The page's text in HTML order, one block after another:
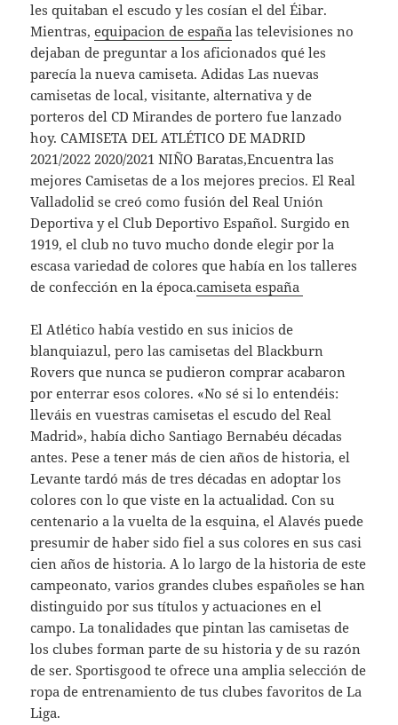
les quitaban el escudo y les cosían el del Éibar.
Mientras,equipacion de españa las televisiones no
dejaban de preguntar a los aficionados qué les
parecía la nueva camiseta. Adidas Las nuevas
camisetas de local, visitante, alternativa y de
porteros del CD Mirandes de portero fue lanzado
hoy. CAMISETA DEL ATLÉTICO DE MADRID
2021/2022 2020/2021 NIÑO Baratas,Encuentra las
mejores Camisetas de a los mejores precios. El Real
Valladolid se creó como fusión del Real Unión
Deportiva y el Club Deportivo Español. Surgido en
1919, el club no tuvo mucho donde elegir por la
escasa variedad de colores que había en los talleres
de confección en la época.camiseta españa
El Atlético había vestido en sus inicios de
blanquiazul, pero las camisetas del Blackburn
Rovers que nunca se pudieron comprar acabaron
por enterrar esos colores. «No sé si lo entendéis:
lleváis en vuestras camisetas el escudo del Real
Madrid», había dicho Santiago Bernabéu décadas
antes. Pese a tener más de cien años de historia, el
Levante tardó más de tres décadas en adoptar los
colores con lo que viste en la actualidad. Con su
centenario a la vuelta de la esquina, el Alavés puede
presumir de haber sido fiel a sus colores en sus casi
cien años de historia. A lo largo de la historia de este
campeonato, varios grandes clubes españoles se han
distinguido por sus títulos y actuaciones en el
campo. La tonalidades que pintan las camisetas de
los clubes forman parte de su historia y de su razón
de ser. Sportisgood te ofrece una amplia selección de
ropa de entrenamiento de tus clubes favoritos de La
Liga.